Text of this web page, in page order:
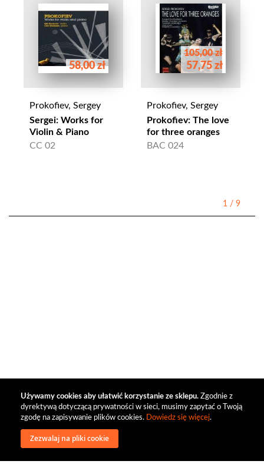
Używamy cookies aby ułatwić korzystanie ze sklepu. Zgodnie z
dyrektywą dotyczącą prywatności w sieci, musimy zapytać o Twoją
zgodę na zapisywanie plików cookies. Dowiedz się więcej.
Zezwalaj na pliki cookie
58,00 zł
Prokofiev, Sergey
Sergei: Works for
Violin & Piano
CC 02
105,00 zł
57,75 zł
Prokofiev, Sergey
Prokofiev: The love
for three oranges
BAC 024
1 / 9